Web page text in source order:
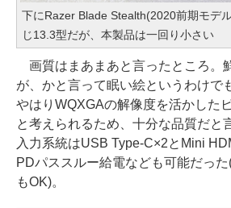
下にRazer Blade Stealth(2020前期モデ
じ13.3型だが、本製品は一回り小さい
画質はまあまあと言ったところ。
が、かと言って眠い絵というわけで
やはりWQXGAの解像度を活かした
と考えられるため、十分な品質だと
入力系統はUSB Type-C×2とMini
PDパススルー給電なども可能だっ
もOK)。